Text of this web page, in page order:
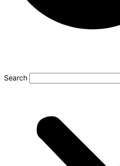
Search